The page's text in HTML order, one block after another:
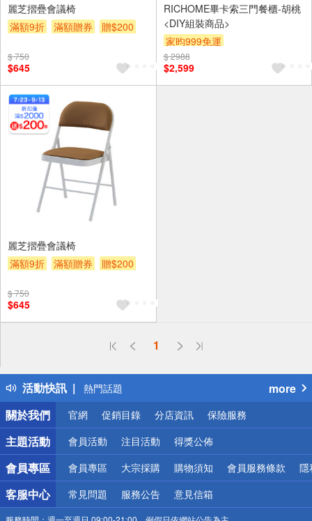
麗芝摺疊會議椅
滿額9折
滿額贈券 贈$200
$ 750
$645
RICHOME畢卡索三門餐櫃-胡桃
<DIY組裝商品>
家昀999免運
$ 2988
$2,599
麗芝摺疊會議椅
滿額9折
滿額贈券 贈$200
$ 750
$645
1
活動快訊
偏遠地區配送
得獎公告
熱門話題
銀行優惠
偏遠地區配送
詐騙網頁！請小心！
more
關於我們
官網 促銷目錄 分店資訊 保險服務
主題活動 會員活動 注目活動 得獎公佈
會員專區 會員專區 大宗採購 購物須知 會員服務條款 隱
客服中心 常見問題 服務公告 意見信箱